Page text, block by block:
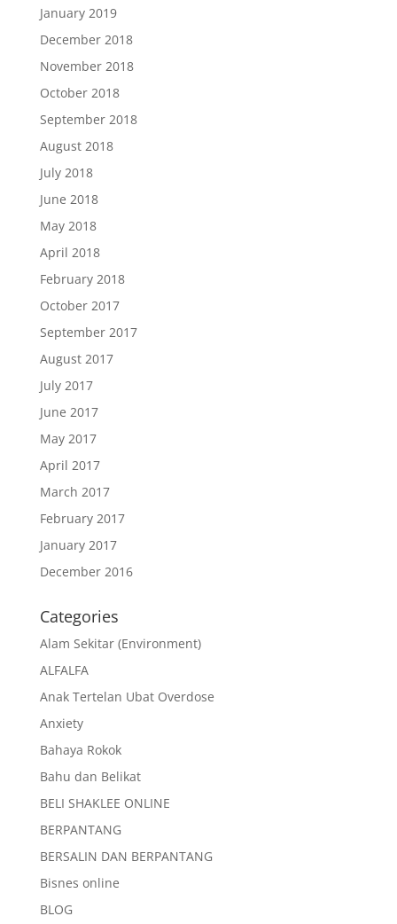
January 2019
December 2018
November 2018
October 2018
September 2018
August 2018
July 2018
June 2018
May 2018
April 2018
February 2018
October 2017
September 2017
August 2017
July 2017
June 2017
May 2017
April 2017
March 2017
February 2017
January 2017
December 2016
Categories
Alam Sekitar (Environment)
ALFALFA
Anak Tertelan Ubat Overdose
Anxiety
Bahaya Rokok
Bahu dan Belikat
BELI SHAKLEE ONLINE
BERPANTANG
BERSALIN DAN BERPANTANG
Bisnes online
BLOG